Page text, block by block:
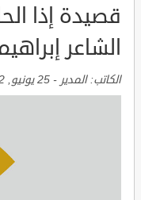
قصيدة إذا
الشاعر
الكاتب:المدير - 25 يونيو, 2022